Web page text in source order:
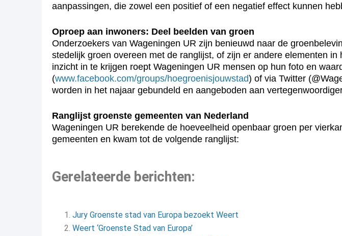
aanpassingen, die zowel een positief of een negatief effect kunnen
Oproep aan inwoners: Deel beelden van groen
Onderzoekers van Wageningen UR zijn benieuwd naar de
stedelijk groen overeen met de ranglijst, of zijn er andere elementen
inzicht in te krijgen roept Wageningen UR mensen op hun foto en
(www.facebook.com/groups/hoegroenisjouwstad) of via Twitter
worden in het najaar gebundeld en aangeboden aan
Ranglijst groenste gemeenten van Nederland
Wageningen UR berekende de hoeveelheid openbaar groen per
gemeenten en kwam tot de volgende ranglijst:
Gerelateerde berichten:
Jury Groenste stad van Europa bezoekt Weert
Weert ‘Groenste Stad van Europa’